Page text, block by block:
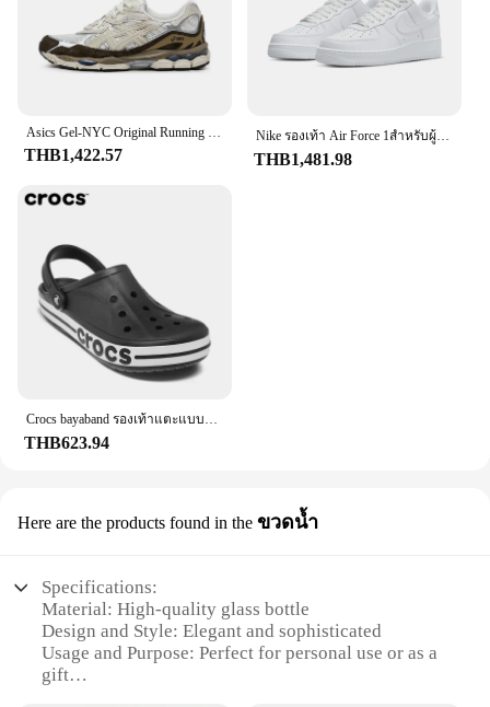
Asics Gel-NYC Original Running Shoes Men and Women Breathable 2024 New Shoes
THB1,422.57
Nike รองเท้า Air Force 1สำหรับผู้หญิงและผู้ชาย, รองเท้ากีฬากลางแจ้ง Af1ลำลองคลาสสิก
THB1,481.98
Crocs bayaband รองเท้าแตะแบบสวมสำหรับผู้ชายและผู้หญิง, รองเท้าชายระบายอากาศผู้ชายแบบปิดนิ้วเท้าแบบดั้งเดิม
THB623.94
Here are the products found in the ขวดน้ำ
Specifications:
Material: High-quality glass bottle
Design and Style: Elegant and sophisticated
Usage and Purpose: Perfect for personal use or as a
gift